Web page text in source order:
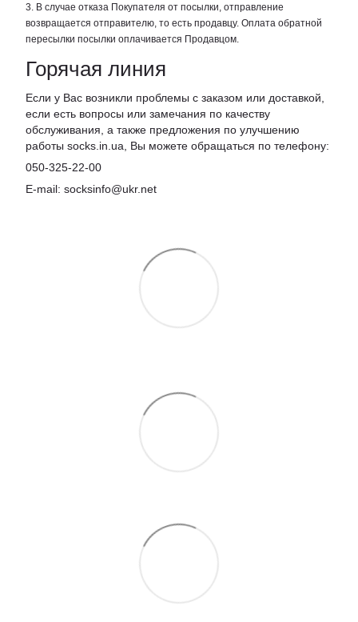
3. В случае отказа Покупателя от посылки, отправление
возвращается отправителю, то есть продавцу. Оплата обратной
пересылки посылки оплачивается Продавцом.
Горячая линия
Если у Вас возникли проблемы с заказом или доставкой,
если есть вопросы или замечания по качеству
обслуживания, а также предложения по улучшению
работы socks.in.ua, Вы можете обращаться по телефону:
050-325-22-00
E-mail: socksinfo@ukr.net